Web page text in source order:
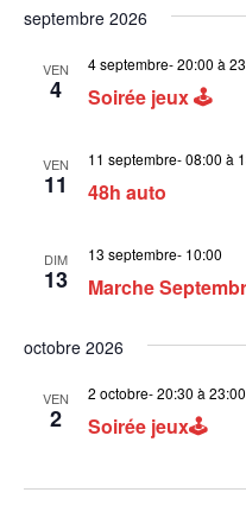
septembre 2026
VEN
4 Soirée jeux 🕹
4 septembre- 20:00 à
VEN
11 48h auto
11 septembre- 08:00 à
DIM
13 Marche
13 septembre- 10:00
octobre 2026
VEN
2 Soirée jeux🕹
2 octobre- 20:30 à 23:00